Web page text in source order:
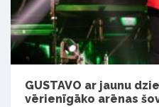
GUSTAVO ar jaunu
vērienīgāko arēnas